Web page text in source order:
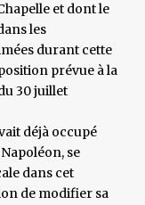
et dont le
les
durant cette
prévue à la
30 juillet
déjà occupé
se
dans cet
de modifier sa